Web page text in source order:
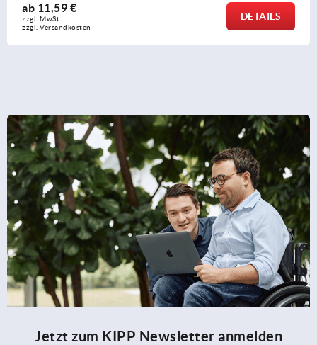
ab13,96 €
zzgl. MwSt.
zzgl. Versandkosten
DETAILS
Jetzt zum KIPP Newsletter anmelden